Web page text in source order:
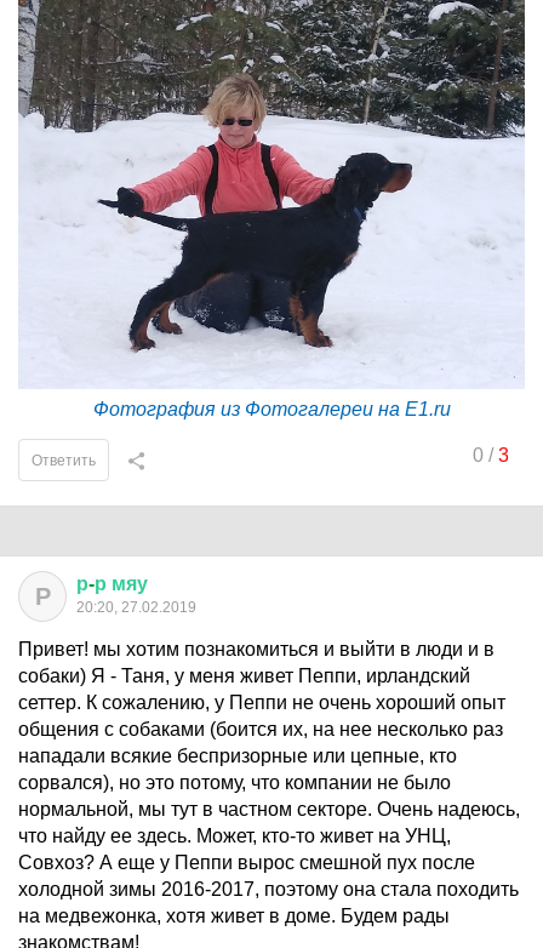
Фотография из Фотогалереи на E1.ru
0/3
Ответить
Р р-р мяу
20:20, 27.02.2019
Привет! мы хотим познакомиться и выйти в люди и в
собаки) Я - Таня, у меня живет Пеппи, ирландский
сеттер. К сожалению, у Пеппи не очень хороший опыт
общения с собаками (боится их, на нее несколько раз
нападали всякие беспризорные или цепные, кто
сорвался), но это потому, что компании не было
нормальной, мы тут в частном секторе. Очень надеюсь,
что найду ее здесь. Может, кто-то живет на УНЦ,
Совхоз? А еще у Пеппи вырос смешной пух после
холодной зимы 2016-2017, поэтому она стала походить
на медвежонка, хотя живет в доме. Будем рады
знакомствам!